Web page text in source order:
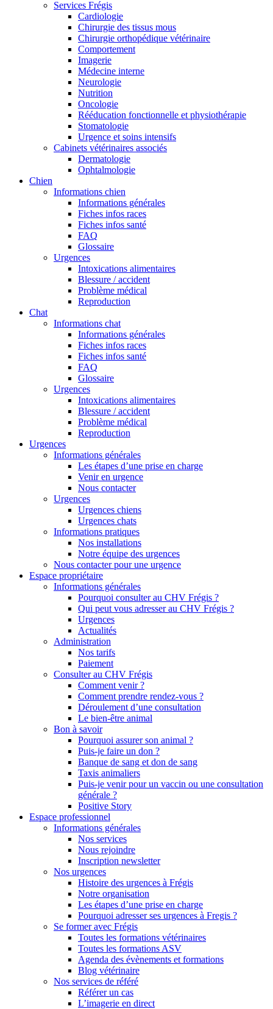
Services Frégis
Cardiologie
Chirurgie des tissus mous
Chirurgie orthopédique vétérinaire
Comportement
Imagerie
Médecine interne
Neurologie
Nutrition
Oncologie
Rééducation fonctionnelle et physiothérapie
Stomatologie
Urgence et soins intensifs
Cabinets vétérinaires associés
Dermatologie
Ophtalmologie
Chien
Informations chien
Informations générales
Fiches infos races
Fiches infos santé
FAQ
Glossaire
Urgences
Intoxications alimentaires
Blessure / accident
Problème médical
Reproduction
Chat
Informations chat
Informations générales
Fiches infos races
Fiches infos santé
FAQ
Glossaire
Urgences
Intoxications alimentaires
Blessure / accident
Problème médical
Reproduction
Urgences
Informations générales
Les étapes d’une prise en charge
Venir en urgence
Nous contacter
Urgences
Urgences chiens
Urgences chats
Informations pratiques
Nos installations
Notre équipe des urgences
Nous contacter pour une urgence
Espace propriétaire
Informations générales
Pourquoi consulter au CHV Frégis ?
Qui peut vous adresser au CHV Frégis ?
Urgences
Actualités
Administration
Nos tarifs
Paiement
Consulter au CHV Frégis
Comment venir ?
Comment prendre rendez-vous ?
Déroulement d’une consultation
Le bien-être animal
Bon à savoir
Pourquoi assurer son animal ?
Puis-je faire un don ?
Banque de sang et don de sang
Taxis animaliers
Puis-je venir pour un vaccin ou une consultation
générale ?
Positive Story
Espace professionnel
Informations générales
Nos services
Nous rejoindre
Inscription newsletter
Nos urgences
Histoire des urgences à Frégis
Notre organisation
Les étapes d’une prise en charge
Pourquoi adresser ses urgences à Fregis ?
Se former avec Frégis
Toutes les formations vétérinaires
Toutes les formations ASV
Agenda des évènements et formations
Blog vétérinaire
Nos services de référé
Référer un cas
L’imagerie en direct